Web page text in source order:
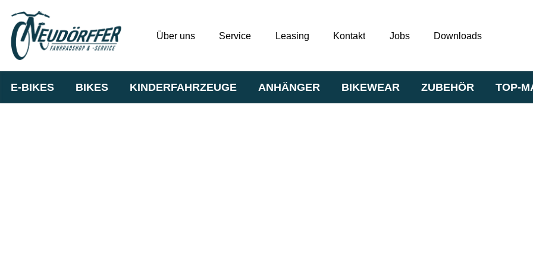
Über uns Service Leasing Kontakt Jobs Downloads
E-BIKES BIKES KINDERFAHRZEUGE ANHÄNGER BIKEWEAR ZUBEHÖR TOP-